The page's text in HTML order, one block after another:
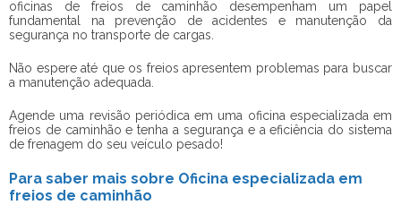
oficinas de freios de caminhão desempenham um papel
fundamental na prevenção de acidentes e manutenção da
segurança no transporte de cargas.
Não espere até que os freios apresentem problemas para buscar
a manutenção adequada.
Agende uma revisão periódica em uma oficina especializada em
freios de caminhão e tenha a segurança e a eficiência do sistema
de frenagem do seu veículo pesado!
Para saber mais sobre Oficina especializada em
freios de caminhão